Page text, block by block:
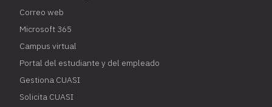
Correo web
Microsoft 365
Campus virtual
Portal del estudiante y del empleado
Gestiona CUASI
Solicita CUASI